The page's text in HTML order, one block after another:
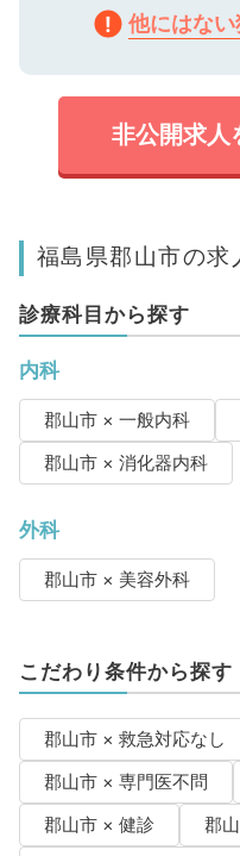
他にはな
非公開求人
福島県郡山市の求
診療科目から探す
内科
郡山市 × 一般内科
郡山市 × 消化器内科
外科
郡山市 × 美容外科
こだわり条件から探す
郡山市 × 救急対応なし
郡山市 × 専門医不問
郡山市 × 健診
郡